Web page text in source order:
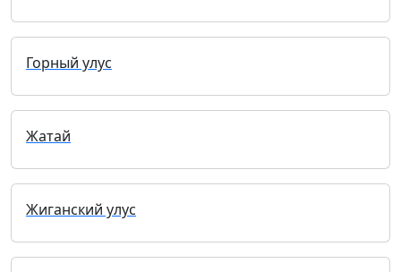
Горный улус
Жатай
Жиганский улус